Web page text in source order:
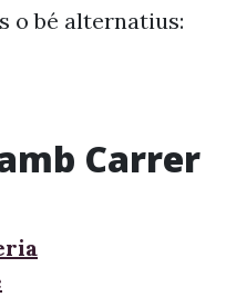
o bé alternatius:
Carrer